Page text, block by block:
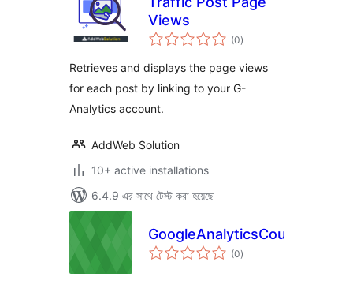
Views
(0total
ratings
)
Retrieves and displays the page views
for each post by linking to your G-
Analytics account.
AddWeb Solution
10+ active installations
6.4.9 এর সাথে টেস্ট করা হয়েছে
GoogleAnalyticsCounter
(0total
ratings
)